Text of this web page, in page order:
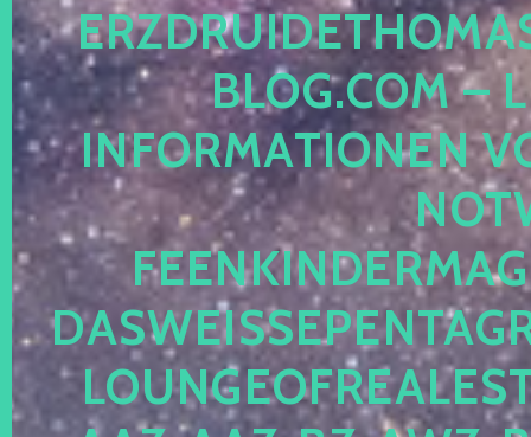
LOG.COM –
NFORMATIONEN